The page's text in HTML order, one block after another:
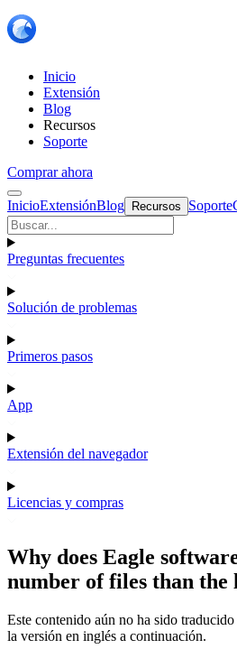
Inicio
Extensión
Blog
Recursos
Soporte
Comprar ahora
InicioExtensiónBlog Recursos Soporte
Preguntas frecuentes
Solución de problemas
Primeros pasos
App
Extensión del navegador
Licencias y compras
Why does Eagle
number of files than the
Este contenido aún no ha sido
la versión en inglés a continuación.